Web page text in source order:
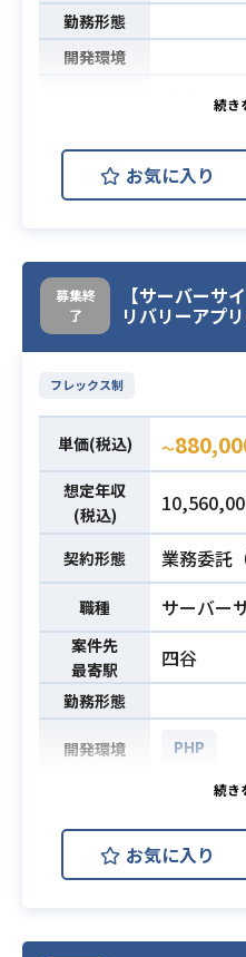
勤務形態
開発環境
完全新作
あたり、
いただき
予定して
まずはゲ
インキャ
ただきま
●アート
必須スキル
・ゲーム
・2D スキ
尚可
・基礎画
お気に入り
募集終
了
【サーバーサ
リバリーアプリ
フレックス制
単価(税込) 〜
想定年収
(税込)
契約形態 業務委託
職種 サーバー
案件先
最寄駅
四谷
勤務形態
開発環境 PHP
業務内容
・ユーザ
向け、店
・サービ
開発
ステム設
お気に入り